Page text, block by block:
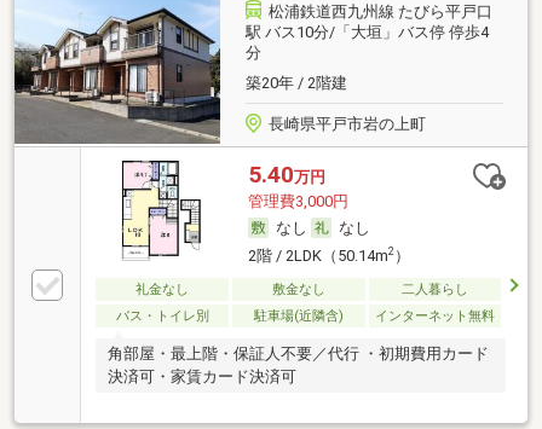
松浦鉄道西九州線 たびら平戸口
駅 バス10分/「大垣」バス停 停歩4
分
築20年 / 2階建
長崎県平戸市岩の上町
5.40万円
管理費3,000円
なし
なし
2階 / 2LDK（50.14m2）
礼金なし 敷金なし
二人暮らし
バス・トイレ別
駐車場(近隣含) インターネット無料
角部屋・最上階・保証人不要／代行 ・初期費用カード
決済可・家賃カード決済可